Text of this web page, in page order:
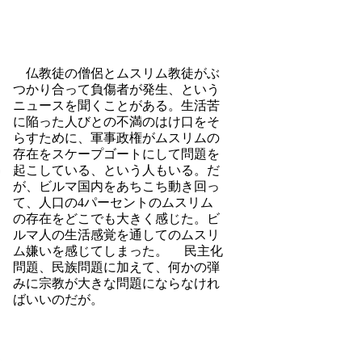
仏教徒の僧侶とムスリム教徒がぶ
つかり合って負傷者が発生、という
ニュースを聞くことがある。生活苦
に陥った人びとの不満のはけ口をそ
らすために、軍事政権がムスリムの
存在をスケープゴートにして問題を
起こしている、という人もいる。だ
が、ビルマ国内をあちこち動き回っ
て、人口の4パーセントのムスリム
の存在をどこでも大きく感じた。ビ
ルマ人の生活感覚を通してのムスリ
ム嫌いを感じてしまった。 民主化
問題、民族問題に加えて、何かの弾
みに宗教が大きな問題にならなけれ
ばいいのだが。